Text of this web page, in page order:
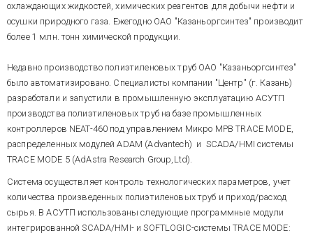
охлаждающих жидкостей, химических реагентов для добычи нефти и
осушки природного газа. Ежегодно ОАО "Казаньоргсинтез" производит
более 1 млн. тонн химической продукции.
Недавно производство полиэтиленовых труб ОАО "Казаньоргсинтез"
было автоматизировано. Специалисты компании "Центр" (г. Казань)
разработали и запустили в промышленную эксплуатацию АСУТП
производства полиэтиленовых труб на базе промышленных
контроллеров NEAT-460 под управлением Микро МРВ TRACE MODE,
распределенных модулей ADAM (Advantech) и SCADA/HMI системы
TRACE MODE 5 (AdAstra Research Group,Ltd).
Система осуществляет контроль технологических параметров, учет
количества произведенных полиэтиленовых труб и приход/расход
сырья. В АСУТП использованы следующие программные модули
интегрированной SCADA/HMI- и SOFTLOGIC-системы TRACE MODE: